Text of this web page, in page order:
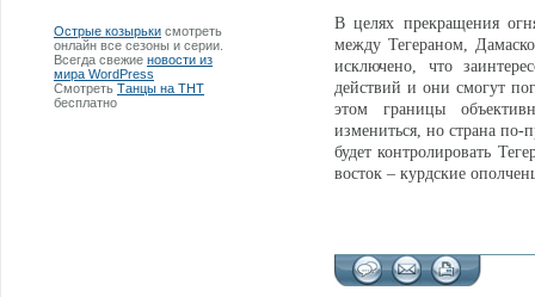
Острые козырьки смотреть
онлайн все сезоны и серии.
Всегда свежие новости из
мира WordPress
Смотреть Танцы на ТНТ
бесплатно
В целях прекращения
между Тегераном,
исключено, что
действий и они смогут
этом границы
измениться, но страна по-
будет контролировать
восток – курдские